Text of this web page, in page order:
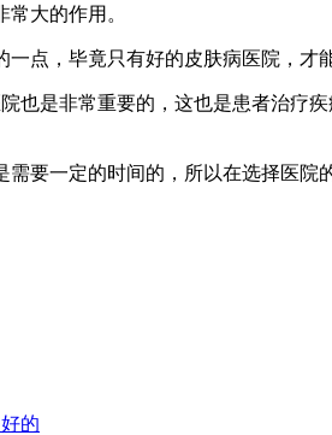
大的作用。
一点，毕竟只有好的皮肤病医院，才
也是非常重要的，这也是患者治疗
需要一定的时间的，所以在选择医院
的